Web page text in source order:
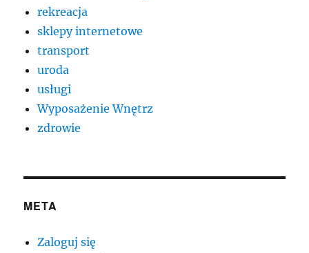
rekreacja
sklepy internetowe
transport
uroda
usługi
Wyposażenie Wnętrz
zdrowie
META
Zaloguj się